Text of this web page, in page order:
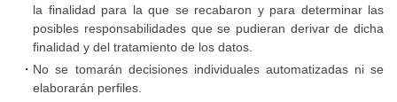
Tablón
Anuncios
prevención,
detección
y
la finalidad para la que se recabaron y para determinar las
posibles responsabilidades que se pudieran derivar de dicha
finalidad y del tratamiento de los datos.
No se tomarán decisiones individuales automatizadas ni se
elaborarán perfiles.